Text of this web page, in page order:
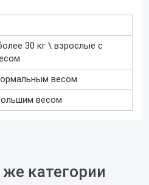
30 кг \ взрослые с
весом
весом
категории